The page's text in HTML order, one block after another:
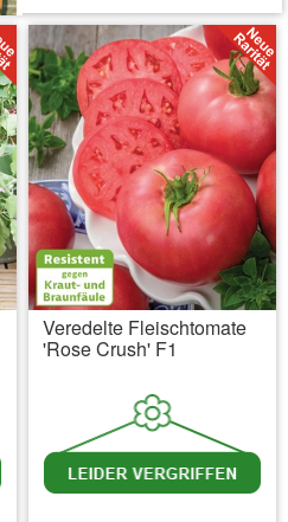
Veredelte Fleischtomate
'Rose Crush' F1